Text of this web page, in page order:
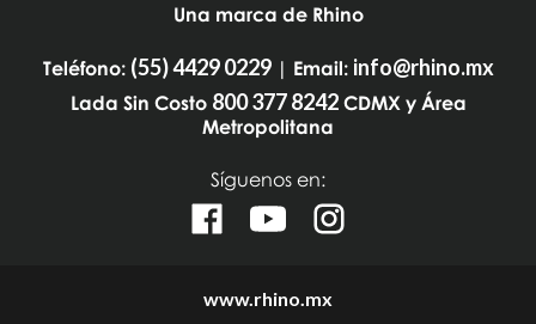
Una marca de Rhino
Teléfono: (55) 4429 0229| Email: info@rhino.mx
Lada Sin Costo 800 377 8242CDMX y Área
Metropolitana
Síguenos en:
www.rhino.mx